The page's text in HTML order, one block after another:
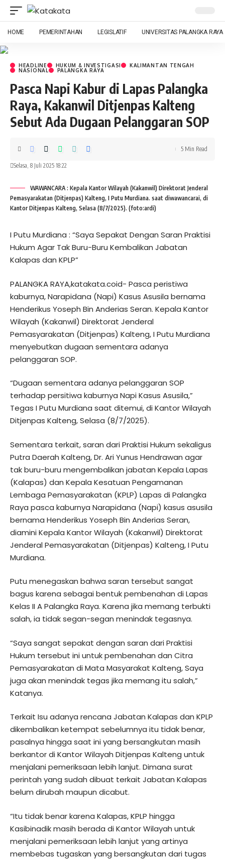
HOME PEMERINTAHAN LEGISLATIF UNIVERSITAS PALANGKA RAYA
HEADLINE HUKUM & INVESTIGASI
KALIMANTAN TENGAH
NASIONAL
PALANGKA RAYA
Pasca Napi Kabur di Lapas Palangka
Raya, Kakanwil Ditjenpas Kalteng
Sebut Ada Dugaan Pelanggaran SOP
Selasa, 8 Juli 2025 18:22
5 Min Read
WAWANCARA : Kepala Kantor Wilayah (Kakanwil) Direktorat Jenderal
Pemasyarakatan (Ditjenpas) Kalteng, I Putu Murdiana. saat diwawancarai, di
Kantor Ditjenpas Kalteng, Selasa (8/7/2025). (foto:ardi)
I Putu Murdiana : “Saya Sepakat Dengan Saran Praktisi
Hukum Agar Tak Buru-Buru Kembalikan Jabatan
Kalapas dan KPLP”
PALANGKA RAYA,katakata.coid- Pasca peristiwa
kaburnya, Narapidana (Napi) Kasus Asusila bernama
Henderikus Yoseph Bin Anderias Seran. Kepala Kantor
Wilayah (Kakanwil) Direktorat Jenderal
Pemasyarakatan (Ditjenpas) Kalteng, I Putu Murdiana
menyebutkan dugaan sementara adanya
pelanggaran SOP.
“Dugaan sementara adanya pelanggaran SOP
terhadap persitiwa kaburnya Napi Kasus Asusila,”
Tegas I Putu Murdiana saat ditemui, di Kantor Wilayah
Ditjenpas Kalteng, Selasa (8/7/2025).
Sementara terkait, saran dari Praktisi Hukum sekaligus
Putra Daerah Kalteng, Dr. Ari Yunus Hendrawan agar
tak buru-buru mengembalikan jabatan Kepala Lapas
(Kalapas) dan Kepala Kesatuan Pengamanan
Lembaga Pemasyarakatan (KPLP) Lapas di Palangka
Raya pasca kaburnya Narapidana (Napi) kasus asusila
bernama Henderikus Yoseph Bin Anderias Seran,
diamini Kepala Kantor Wilayah (Kakanwil) Direktorat
Jenderal Pemasyarakatan (Ditjenpas) Kalteng, I Putu
Murdiana.
Putu menegaskan bahwa saran tersebut sangat
bagus karena sebagai bentuk pembenahan di Lapas
Kelas II A Palangka Raya. Karena jika memang terbukti
salah, ia tidak segan-segan menindak tegasnya.
“Saya sangat sepakat dengan saran dari Praktisi
Hukum tersebut ini untuk pembenahan dan Citra
Pemasyarakatan di Mata Masyarakat Kalteng, Saya
juga akan menindak tegas jika memang itu salah,”
Katanya.
Terkait Isu adanya rencana Jabatan Kalapas dan KPLP
dikembalikan ketempat sebelumnya itu tidak benar,
pasalnya hingga saat ini yang bersangkutan masih
berkantor di Kantor Wilayah Ditjenpas Kalteng untuk
menjalani pemeriksaan lebih lanjut. Dimana surat
perintah yang sudah dibuat terkait Jabatan Kalapas
belum dirubah maupun dicabut.
“Itu tidak benar karena Kalapas, KPLP hingga
Kasibinadik masih berada di Kantor Wilayah untuk
menjalani pemeriksaan lebih lanjut yang artinya
membebas tugaskan yang bersangkutan dari tugas